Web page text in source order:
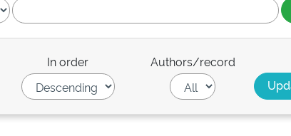
In order Authors/record